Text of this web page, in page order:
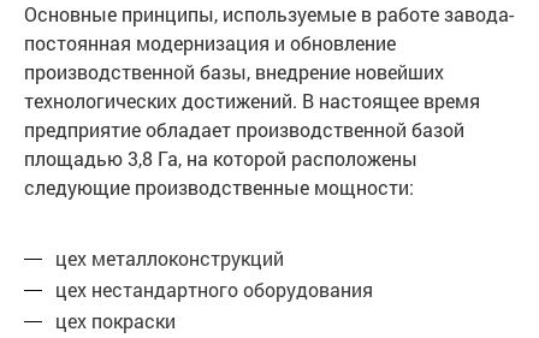
Основные принципы, используемые в работе завода-
постоянная модернизация и обновление
производственной базы, внедрение новейших
технологических достижений. В настоящее время
предприятие обладает производственной базой
площадью 3,8 Га, на которой расположены
следующие производственные мощности:
цех металлоконструкций
цех нестандартного оборудования
цех покраски